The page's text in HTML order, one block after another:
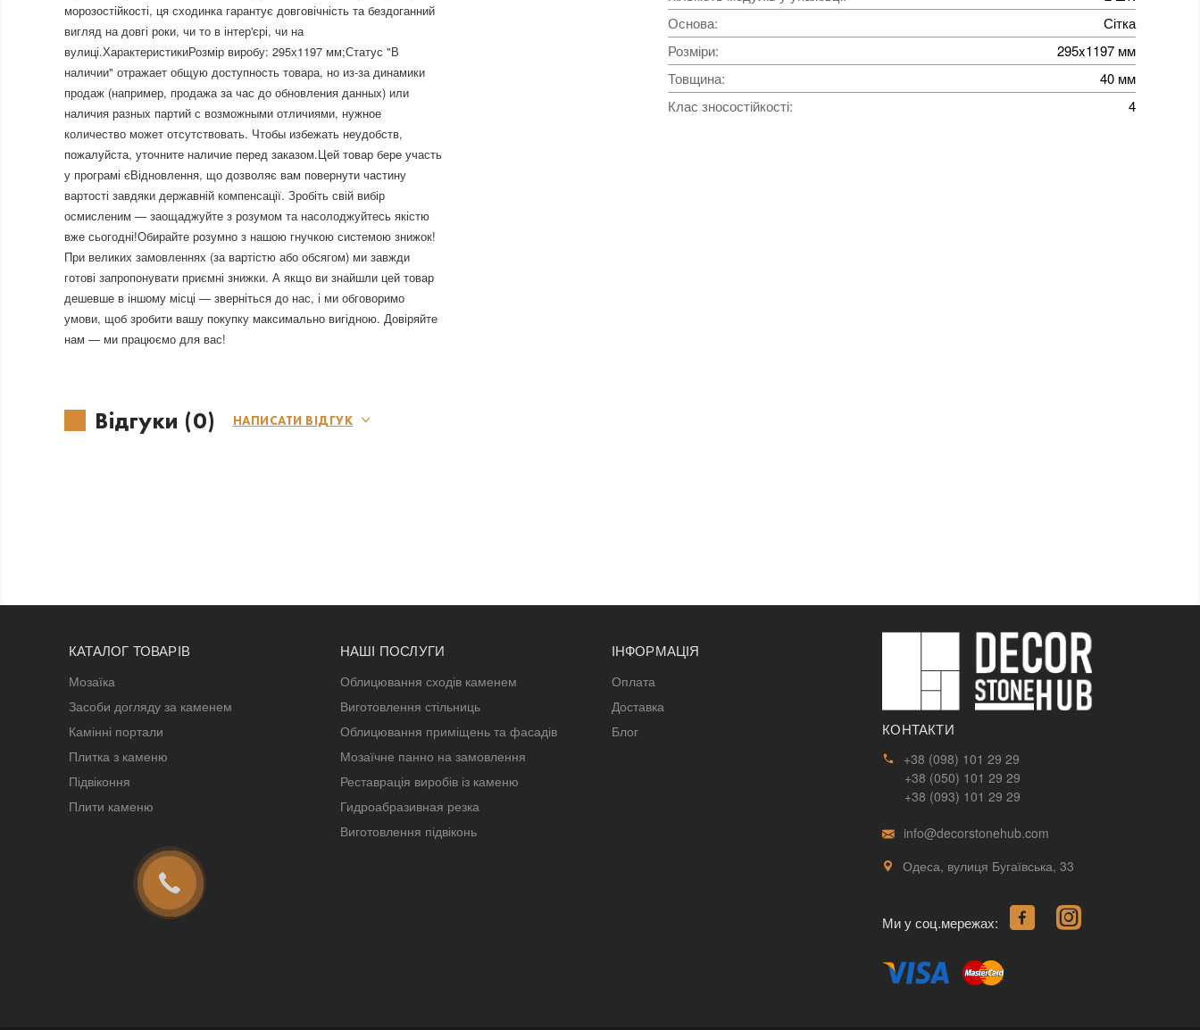
морозостійкості, ця сходинка гарантує довговічність та бездоганний
вигляд на довгі роки, чи то в інтер'єрі, чи на
вулиці.ХарактеристикиРозмір виробу: 295х1197 мм;Статус "В
наличии" отражает общую доступность товара, но из-за динамики
продаж (например, продажа за час до обновления данных) или
наличия разных партий с возможными отличиями, нужное
количество может отсутствовать. Чтобы избежать неудобств,
пожалуйста, уточните наличие перед заказом.Цей товар бере участь
у програмі єВідновлення, що дозволяє вам повернути частину
вартості завдяки державній компенсації. Зробіть свій вибір
осмисленим — заощаджуйте з розумом та насолоджуйтесь якістю
вже сьогодні!Обирайте розумно з нашою гнучкою системою знижок!
При великих замовленнях (за вартістю або обсягом) ми завжди
готові запропонувати приємні знижки. А якщо ви знайшли цей товар
дешевше в іншому місці — зверніться до нас, і ми обговоримо
умови, щоб зробити вашу покупку максимально вигідною. Довіряйте
нам — ми працюємо для вас!
Основа:
Сітка
Розміри:
295x1197 мм
Товщина:
40 мм
Клас зносостійкості: 4
Відгуки (0) НАПИСАТИ ВІДГУК
КАТАЛОГ ТОВАРІВ
Мозаїка
Засоби догляду за каменем
Камінні портали
Плитка з каменю
Підвіконня
Плити каменю
НАШІ ПОСЛУГИ
Облицювання сходів каменем
Виготовлення стільниць
Облицювання приміщень та фасадів
Мозаїчне панно на замовлення
Реставрація виробів із каменю
Гидроабразивная резка
Виготовлення підвіконь
ІНФОРМАЦІЯ
Оплата
Доставка
Блог
КОНТАКТИ
+38 (098) 101 29 29
+38 (050) 101 29 29
+38 (093) 101 29 29
info@decorstonehub.com
Одеса, вулиця Бугаївська, 33
Ми у соц.мережах: